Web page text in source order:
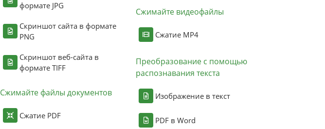
формате JPG
Скриншот сайта в формате
PNG
Скриншот веб-сайта в
формате TIFF
Сжимайте файлы документов
Сжатие PDF
Сжимайте видеофайлы
Сжатие MP4
Преобразование с помощью
распознавания текста
Изображение в текст
PDF в Word